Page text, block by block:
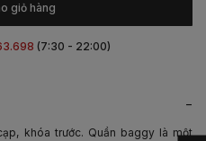
-
khóa trước. Quần baggy là một
giỏ hàng
(7:30 - 22:00)